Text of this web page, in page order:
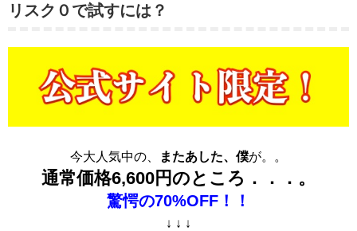
リスク０で試すには？
今大人気中の、 またあした、僕が。。
通常価格6,600円のところ．．．。
驚愕の70%OFF！！
↓ ↓ ↓